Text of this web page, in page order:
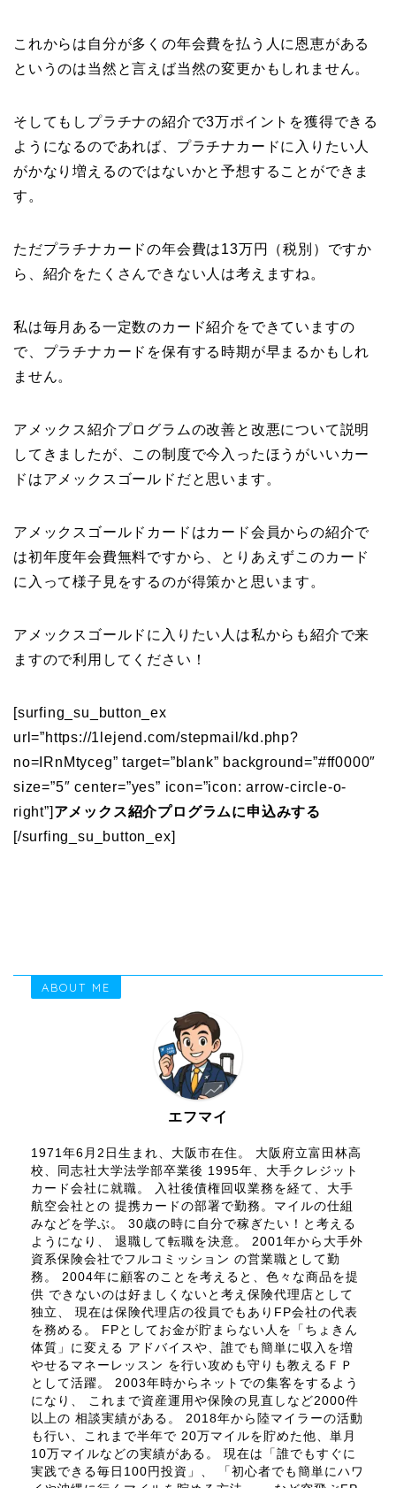
これからは自分が多くの年会費を払う人に恩恵がある
というのは当然と言えば当然の変更かもしれません。
そしてもしプラチナの紹介で3万ポイントを獲得できる
ようになるのであれば、プラチナカードに入りたい人
がかなり増えるのではないかと予想することができま
す。
ただプラチナカードの年会費は13万円（税別）ですか
ら、紹介をたくさんできない人は考えますね。
私は毎月ある一定数のカード紹介をできていますの
で、プラチナカードを保有する時期が早まるかもしれ
ません。
アメックス紹介プログラムの改善と改悪について説明
してきましたが、この制度で今入ったほうがいいカー
ドはアメックスゴールドだと思います。
アメックスゴールドカードはカード会員からの紹介で
は初年度年会費無料ですから、とりあえずこのカード
に入って様子見をするのが得策かと思います。
アメックスゴールドに入りたい人は私からも紹介で来
ますので利用してください！
[surfing_su_button_ex
url=”https://1lejend.com/stepmail/kd.php?
no=IRnMtyceg” target=”blank” background=”#ff0000″
size=”5″ center=”yes” icon=”icon: arrow-circle-o-
right”] アメックス紹介プログラムに申込みする
[/surfing_su_button_ex]
ABOUT ME
エフマイ
1971年6月2日生まれ、大阪市在住。 大阪府立富田林高
校、同志社大学法学部卒業後 1995年、大手クレジット
カード会社に就職。 入社後債権回収業務を経て、大手
航空会社との 提携カードの部署で勤務。マイルの仕組
みなどを学ぶ。 30歳の時に自分で稼ぎたい！と考える
ようになり、 退職して転職を決意。 2001年から大手外
資系保険会社でフルコミッション の営業職として勤
務。 2004年に顧客のことを考えると、色々な商品を提
供 できないのは好ましくないと考え保険代理店として
独立、 現在は保険代理店の役員でもありFP会社の代表
を務める。 FPとしてお金が貯まらない人を「ちょきん
体質」に変える アドバイスや、誰でも簡単に収入を増
やせるマネーレッスン を行い攻めも守りも教えるＦＰ
として活躍。 2003年時からネットでの集客をするよう
になり、 これまで資産運用や保険の見直しなど2000件
以上の 相談実績がある。 2018年から陸マイラーの活動
も行い、これまで半年で 20万マイルを貯めた他、単月
10万マイルなどの実績がある。 現在は「誰でもすぐに
実践できる毎日100円投資」、 「初心者でも簡単にハワ